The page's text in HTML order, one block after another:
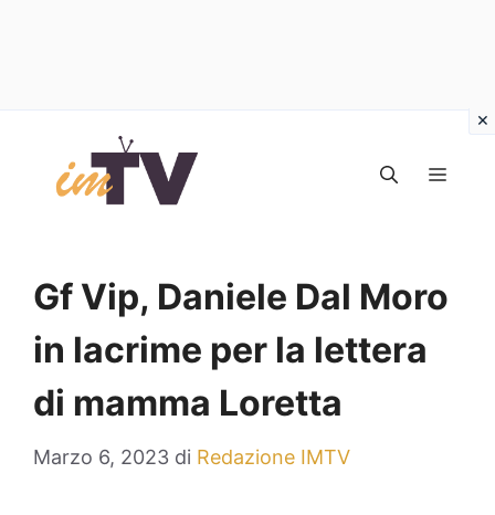
contenuto
Gf Vip, Daniele Dal Moro
in lacrime per la lettera
di mamma Loretta
Marzo 6, 2023 di Redazione IMTV